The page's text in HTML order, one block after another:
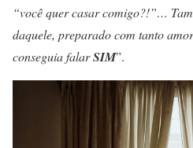
“você quer casar comigo?!”…
daquele, preparado com tanto
conseguia falarSIM”.